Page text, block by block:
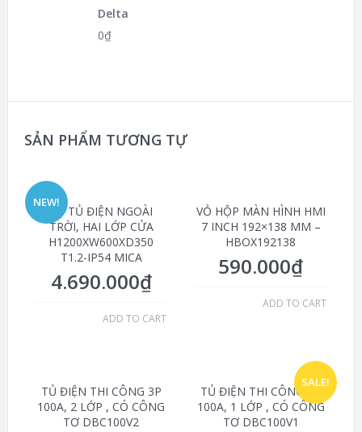
Delta
0₫
SẢN PHẨM TƯƠNG TỰ
NEW!
VỎ TỦ ĐIỆN NGOÀI
TRỜI, HAI LỚP CỬA
H1200XW600XD350
T1.2-IP54 MICA
4.690.000₫
ADD TO CART
VỎ HỘP MÀN HÌNH HMI
7 INCH 192×138 MM –
HBOX192138
590.000₫
ADD TO CART
TỦ ĐIỆN THI CÔNG 3P
100A, 2 LỚP , CÓ CÔNG
TƠ DBC100V2
SALE!
TỦ ĐIỆN THI CÔNG 3P
100A, 1 LỚP , CÓ CÔNG
TƠ DBC100V1